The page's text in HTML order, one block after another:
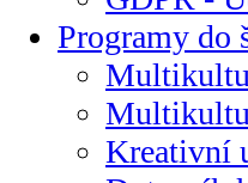
Programy do
Kreativní